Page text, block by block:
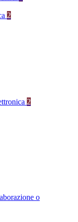
2
2
o